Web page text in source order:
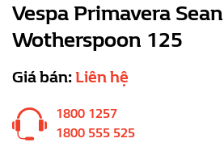
Vespa Primavera Sean
Wotherspoon 125
Giá bán:Liên hệ
1800 1257
1800 555 525